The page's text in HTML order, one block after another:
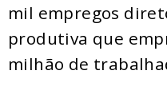
mil empregos
produtiva que
milhão de